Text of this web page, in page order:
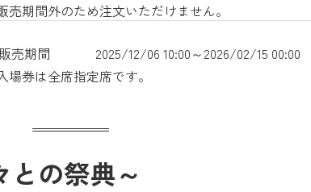
売期間外のため注文いただけません。
販売期間
2025/12/06 10:00～2026/02/15 00:00
場券は全席指定席です。
との祭典～